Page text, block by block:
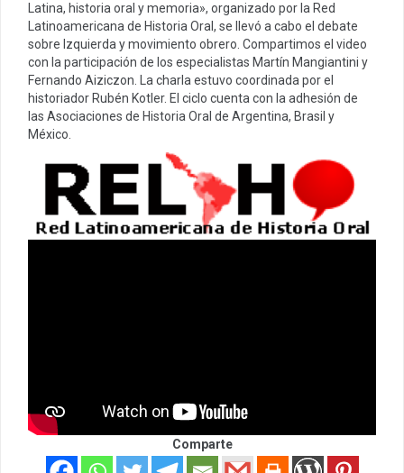
Latina, historia oral y memoria», organizado por la Red
Latinoamericana de Historia Oral, se llevó a cabo el debate
sobre Izquierda y movimiento obrero. Compartimos el video
con la participación de los especialistas Martín Mangiantini y
Fernando Aiziczon. La charla estuvo coordinada por el
historiador Rubén Kotler. El ciclo cuenta con la adhesión de
las Asociaciones de Historia Oral de Argentina, Brasil y
México.
Comparte